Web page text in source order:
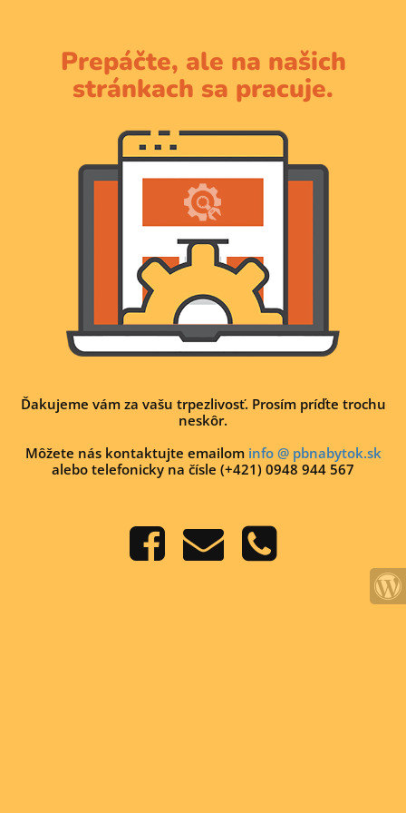
Prepáčte, ale na našich
stránkach sa pracuje.
Ďakujeme vám za vašu trpezlivosť. Prosím príďte trochu
neskôr.
Môžete nás kontaktujte emailom info @ pbnabytok.sk
alebo telefonicky na čísle (+421) 0948 944 567